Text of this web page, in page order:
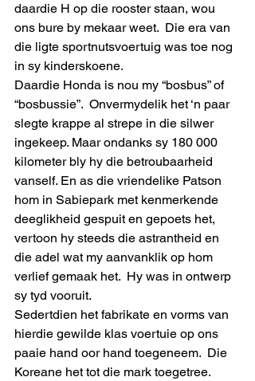
daardie H op die rooster staan, wou
ons bure by mekaar weet.  Die era van
die ligte sportnutsvoertuig was toe nog
in sy kinderskoene.
Daardie Honda is nou my “bosbus” of
“bosbussie”.  Onvermydelik het ‘n paar
slegte krappe al strepe in die silwer
ingekeep. Maar ondanks sy 180 000
kilometer bly hy die betroubaarheid
vanself. En as die vriendelike Patson
hom in Sabiepark met kenmerkende
deeglikheid gespuit en gepoets het,
vertoon hy steeds die astrantheid en
die adel wat my aanvanklik op hom
verlief gemaak het.  Hy was in ontwerp
sy tyd vooruit.
Sedertdien het fabrikate en vorms van
hierdie gewilde klas voertuie op ons
paaie hand oor hand toegeneem.  Die
Koreane het tot die mark toegetree.